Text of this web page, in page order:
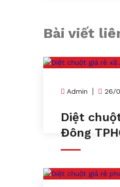
Bài viết
Admin 26/
Diệt
Đông